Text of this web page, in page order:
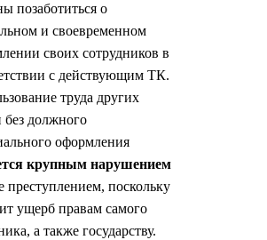
позаботиться о
и своевременном
своих сотрудников в
с действующим ТК.
труда других
без должного
оформления
крупным нарушением
преступлением, поскольку
ущерб правам самого
а также государству.